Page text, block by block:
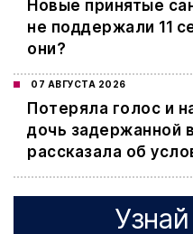
Новые принятые
не поддержали 11
они?
07 АВГУСТА 2026
Потеряла голос и
дочь задержанной
рассказала об